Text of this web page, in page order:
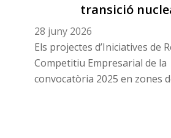
transició
28 juny 2026
Els projectes d’Iniciatives de
Competitiu Empresarial de la
convocatòria 2025 en zones